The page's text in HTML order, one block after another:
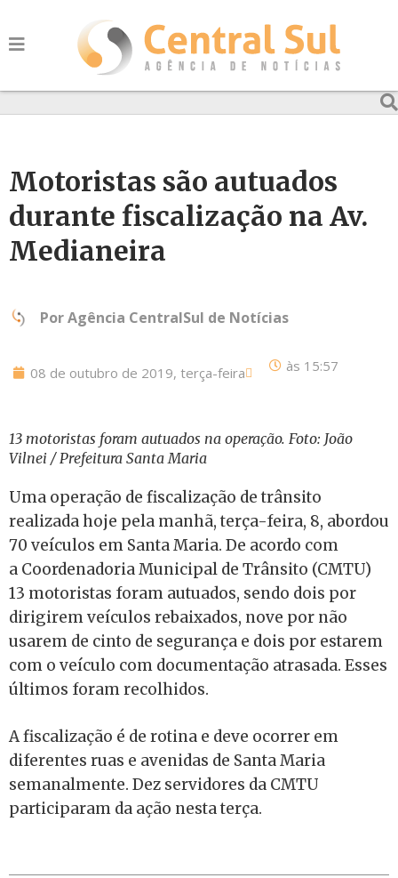
Motoristas são autuados
durante fiscalização na Av.
Medianeira
PorAgência CentralSul de Notícias
08 de outubro de 2019, terça-feira às 15:57
13 motoristas foram autuados na operação. Foto: João
Vilnei / Prefeitura Santa Maria
Uma operação de fiscalização de trânsito
realizada hoje pela manhã, terça-feira, 8, abordou
70 veículos em Santa Maria. De acordo com
a Coordenadoria Municipal de Trânsito (CMTU)
13 motoristas foram autuados, sendo dois por
dirigirem veículos rebaixados, nove por não
usarem de cinto de segurança e dois por estarem
com o veículo com documentação atrasada. Esses
últimos foram recolhidos.
A fiscalização é de rotina e deve ocorrer em
diferentes ruas e avenidas de Santa Maria
semanalmente. Dez servidores da CMTU
participaram da ação nesta terça.